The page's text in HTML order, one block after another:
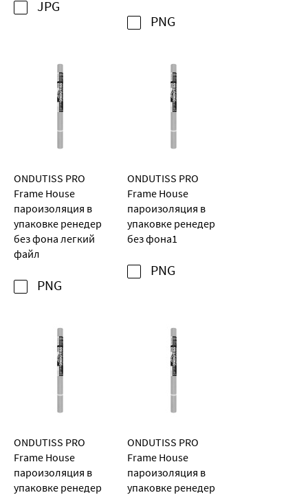
JPG
PNG
ONDUTISS PRO
Frame House
пароизоляция в
упаковке ренедер
без фона легкий
файл
PNG
ONDUTISS PRO
Frame House
пароизоляция в
упаковке ренедер
без фона1
PNG
ONDUTISS PRO
Frame House
пароизоляция в
упаковке ренедер
ONDUTISS PRO
Frame House
пароизоляция в
упаковке ренедер